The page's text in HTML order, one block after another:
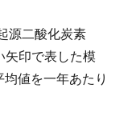
源二酸化炭素
矢印で表した模
値を一年あたり